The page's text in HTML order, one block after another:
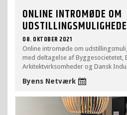
ONLINE INTROMØDE OM
08. OKTOBER 2021
Online intromøde om
med deltagelse af Byggesocietetet,
Arkitektvirksomheder og Dansk
Byens Netværk